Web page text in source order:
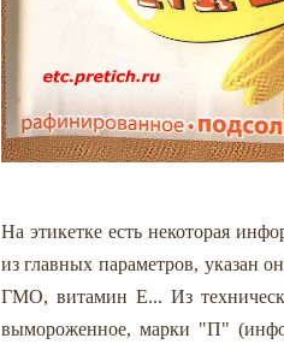
На этикетке есть некоторая
из главных параметров, указан
ГМО, витамин Е... Из
вымороженное, марки "П"